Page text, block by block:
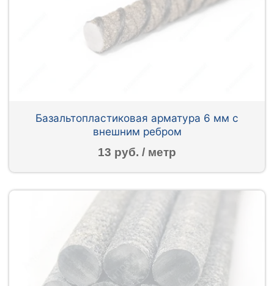
Базальтопластиковая арматура 6 мм с
внешним ребром
13 руб. / метр